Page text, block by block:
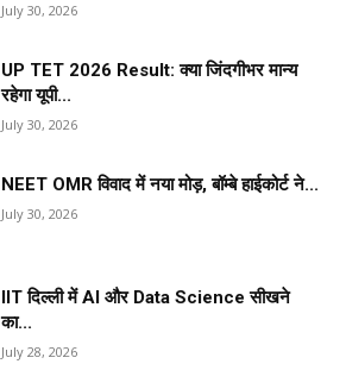
July 30, 2026
UP TET 2026 Result: क्या जिंदगीभर मान्य
रहेगा यूपी...
July 30, 2026
NEET OMR विवाद में नया मोड़, बॉम्बे हाईकोर्ट ने...
July 30, 2026
IIT दिल्ली में AI और Data Science सीखने
का...
July 28, 2026